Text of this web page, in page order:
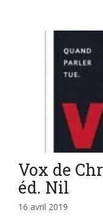
Vox de
éd. Nil
16 avril 2019